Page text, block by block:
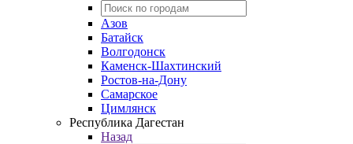
Азов
Батайск
Волгодонск
Каменск-Шахтинский
Ростов-на-Дону
Самарское
Цимлянск
Республика Дагестан
Назад